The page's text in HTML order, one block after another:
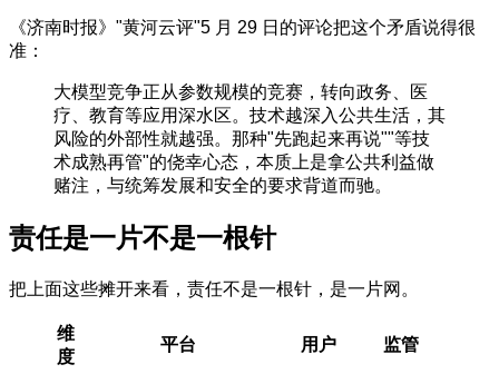
《济南时报》"黄河云评"5 月 29 日的评论把这个矛盾说得很
准：
大模型竞争正从参数规模的竞赛，转向政务、医
疗、教育等应用深水区。技术越深入公共生活，其
风险的外部性就越强。那种"先跑起来再说""等技
术成熟再管"的侥幸心态，本质上是拿公共利益做
赌注，与统筹发展和安全的要求背道而驰。
责任是一片不是一根针
把上面这些摊开来看，责任不是一根针，是一片网。
维
度
平台 用户 监管